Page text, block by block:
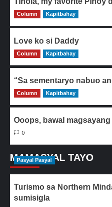
0
Column Kapitbahay
Love ko si Daddy
0
Column Kapitbahay
“Sa sementaryo nabuo
0
Column Kapitbahay
Ooops, bawal
0
MAMASYAL TAYO
Pasyal Pasyal
Turismo sa Northern
sumisigla